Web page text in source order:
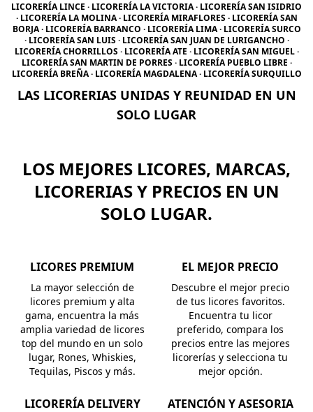
LICORERÍA LINCE · LICORERÍA LA VICTORIA · LICORERÍA SAN ISIDRIO
· LICORERÍA LA MOLINA · LICORERÍA MIRAFLORES · LICORERÍA SAN
BORJA · LICORERÍA BARRANCO · LICORERÍA LIMA · LICORERÍA SURCO
· LICORERÍA SAN LUIS · LICORERÍA SAN JUAN DE LURIGANCHO ·
LICORERÍA CHORRILLOS · LICORERÍA ATE · LICORERÍA SAN MIGUEL ·
LICORERÍA SAN MARTIN DE PORRES · LICORERÍA PUEBLO LIBRE ·
LICORERÍA BREÑA · LICORERÍA MAGDALENA · LICORERÍA SURQUILLO
LAS LICORERIAS UNIDAS Y REUNIDAD EN UN
SOLO LUGAR
LOS MEJORES LICORES, MARCAS,
LICORERIAS Y PRECIOS EN UN
SOLO LUGAR.
LICORES PREMIUM
La mayor selección de
licores premium y alta
gama, encuentra la más
amplia variedad de licores
top del mundo en un solo
lugar, Rones, Whiskies,
Tequilas, Piscos y más.
EL MEJOR PRECIO
Descubre el mejor precio
de tus licores favoritos.
Encuentra tu licor
preferido, compara los
precios entre las mejores
licorerías y selecciona tu
mejor opción.
LICORERÍA DELIVERY ATENCIÓN Y ASESORIA